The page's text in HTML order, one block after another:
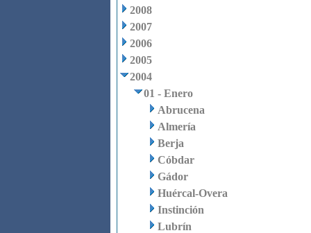
2008
2007
2006
2005
2004
01 - Enero
Abrucena
Almería
Berja
Cóbdar
Gádor
Huércal-Overa
Instinción
Lubrín